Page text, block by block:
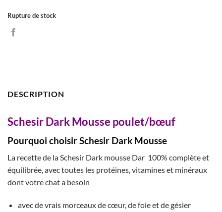
Rupture de stock
DESCRIPTION
Schesir Dark Mousse poulet/bœuf
Pourquoi choisir Schesir Dark Mousse
La recette de la Schesir Dark mousse Dar 100% complète et
équilibrée, avec toutes les protéines, vitamines et minéraux
dont votre chat a besoin
avec de vrais morceaux de cœur, de foie et de gésier